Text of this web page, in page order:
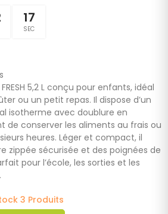
16
SEC
5,2 L conçu pour enfants, idéal
ou un petit repas. Il dispose d’un
isotherme avec doublure en
de conserver les aliments au frais ou
heures. Léger et compact, il
zippée sécurisée et des poignées de
pour l’école, les sorties et les
3 Produits